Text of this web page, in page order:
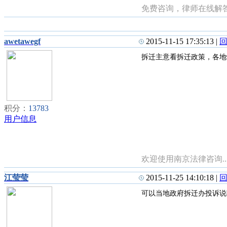
免费咨询，律师在线解
awetawegf
积分： 13783
用户信息
2015-11-15 17:35:13 |
拆迁主意看拆迁政策，各
欢迎使用南京法律咨询
江莹莹 2015-11-25 14:10:18 |
可以当地政府拆迁办投诉说